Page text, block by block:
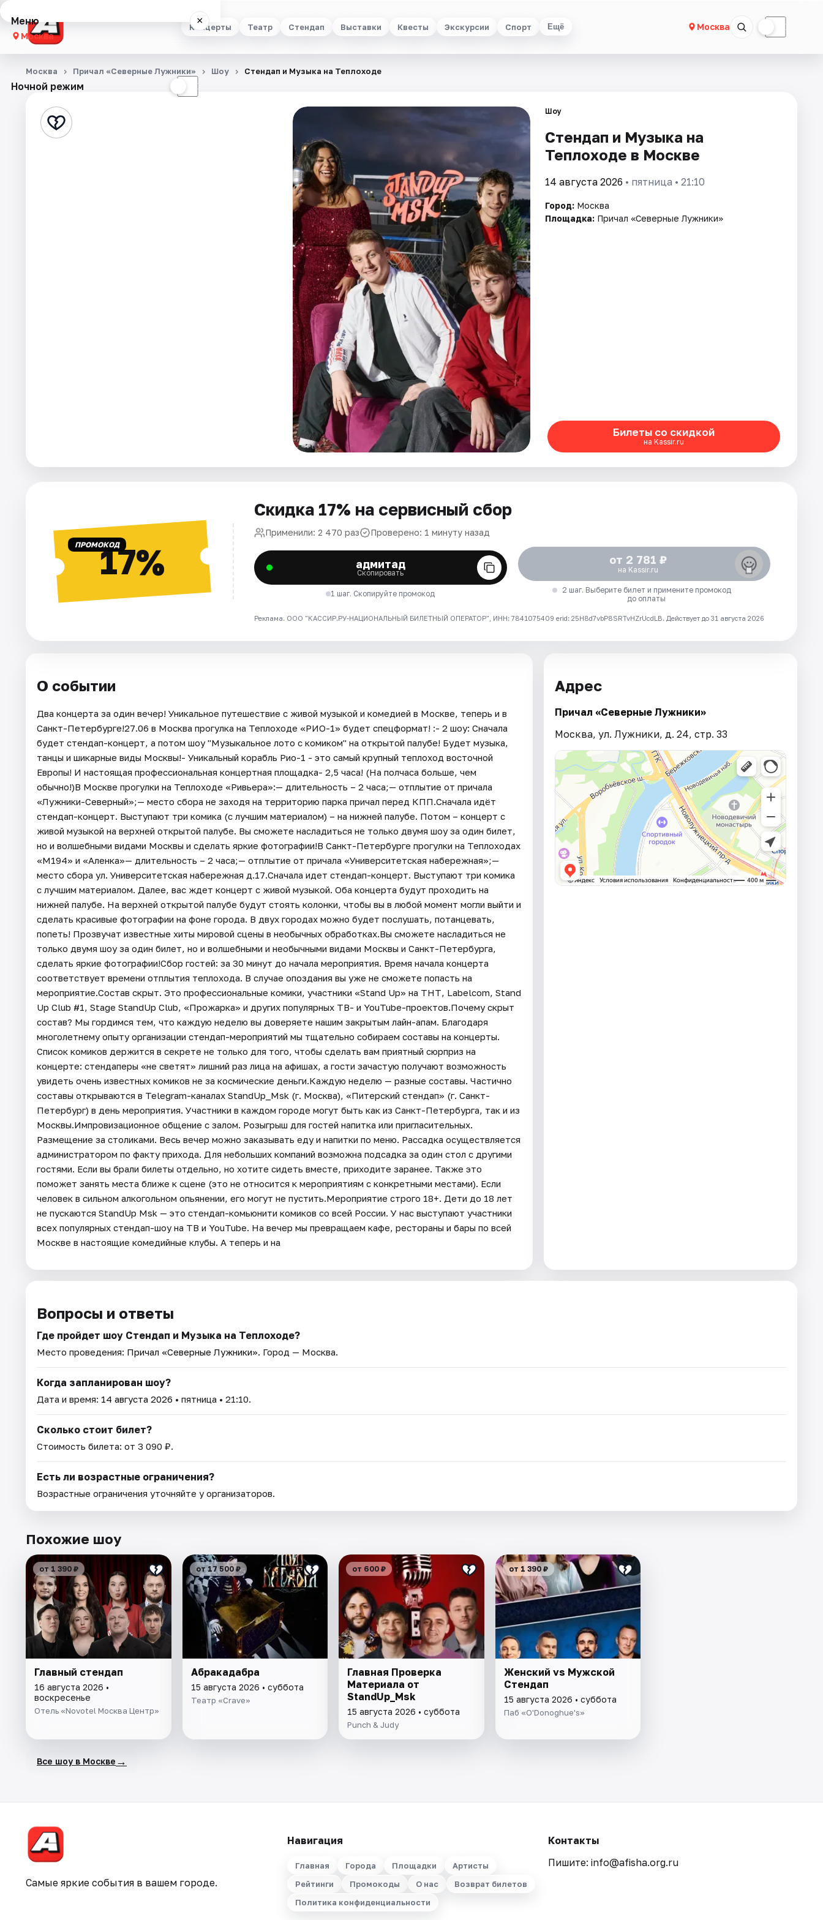
Концерты Театр Стендап Выставки Квесты Экскурсии Спорт Ещё Москва ☾
Меню ×
Москва
Концерты
Стендап
Ночной режим ☾
Москва Причал «Северные Лужники» Шоу Стендап и Музыка на Теплоходе
Шоу
Стендап и Музыка на
Теплоходе в Москве
14 августа 2026 • пятница • 21:10
Город: Москва
Площадка: Причал «Северные Лужники»
Билеты со скидкой
на Kassir.ru
ПРОМОКОД17%
Скидка 17% на сервисный сбор
Применили: 2 470 раз Проверено: 1 минуту назад
адмитад
Скопировать
1 шаг. Скопируйте промокод
от 2 781 ₽
на Kassir.ru
2 шаг. Выберите билет и примените промокод
до оплаты
Реклама. ООО "КАССИР.РУ-НАЦИОНАЛЬНЫЙ БИЛЕТНЫЙ ОПЕРАТОР", ИНН: 7841075409 erid: 25H8d7vbP8SRTvHZrUcdLB. Действует до 31 августа 2026
О событии
Два концерта за один вечер! Уникальное путешествие с живой музыкой и комедией в Москве, теперь и в
Санкт-Петербурге!27.06 в Москва прогулка на Теплоходе «РИО-1» будет спецформат! :- 2 шоу: Сначала
будет стендап-концерт, а потом шоу "Музыкальное лото с комиком" на открытой палубе! Будет музыка,
танцы и шикарные виды Москвы!- Уникальный корабль Рио-1 - это самый крупный теплоход восточной
Европы! И настоящая профессиональная концертная площадка- 2,5 часа! (На полчаса больше, чем
обычно!)В Москве прогулки на Теплоходе «Ривьера»:— длительность – 2 часа;— отплытие от причала
«Лужники-Северный»;— место сбора не заходя на территорию парка причал перед КПП.Сначала идёт
стендап-концерт. Выступают три комика (с лучшим материалом) – на нижней палубе. Потом – концерт с
живой музыкой на верхней открытой палубе. Вы сможете насладиться не только двумя шоу за один билет,
но и волшебными видами Москвы и сделать яркие фотографии!В Санкт-Петербурге прогулки на Теплоходах
«М194» и «Аленка»— длительность – 2 часа;— отплытие от причала «Университетская набережная»;—
место сбора ул. Университетская набережная д.17.Сначала идет стендап-концерт. Выступают три комика
с лучшим материалом. Далее, вас ждет концерт с живой музыкой. Оба концерта будут проходить на
нижней палубе. На верхней открытой палубе будут стоять колонки, чтобы вы в любой момент могли выйти и
сделать красивые фотографии на фоне города. В двух городах можно будет послушать, потанцевать,
попеть! Прозвучат известные хиты мировой сцены в необычных обработках.Вы сможете насладиться не
только двумя шоу за один билет, но и волшебными и необычными видами Москвы и Санкт-Петербурга,
сделать яркие фотографии!Сбор гостей: за 30 минут до начала мероприятия. Время начала концерта
соответствует времени отплытия теплохода. В случае опоздания вы уже не сможете попасть на
мероприятие.Состав скрыт. Это профессиональные комики, участники «Stand Up» на ТНТ, Labelcom, Stand
Up Club #1, Stage StandUp Club, «Прожарка» и других популярных ТВ- и YouTube-проектов.Почему скрыт
состав? Мы гордимся тем, что каждую неделю вы доверяете нашим закрытым лайн-апам. Благодаря
многолетнему опыту организации стендап-мероприятий мы тщательно собираем составы на концерты.
Список комиков держится в секрете не только для того, чтобы сделать вам приятный сюрприз на
концерте: стендаперы «не светят» лишний раз лица на афишах, а гости зачастую получают возможность
увидеть очень известных комиков не за космические деньги.Каждую неделю — разные составы. Частично
составы открываются в Telegram-каналах StandUp_Msk (г. Москва), «Питерский стендап» (г. Санкт-
Петербург) в день мероприятия. Участники в каждом городе могут быть как из Санкт-Петербурга, так и из
Москвы.Импровизационное общение с залом. Розыгрыш для гостей напитка или пригласительных.
Размещение за столиками. Весь вечер можно заказывать еду и напитки по меню. Рассадка осуществляется
администратором по факту прихода. Для небольших компаний возможна подсадка за один стол с другими
гостями. Если вы брали билеты отдельно, но хотите сидеть вместе, приходите заранее. Также это
поможет занять места ближе к сцене (это не относится к мероприятиям с конкретными местами). Если
человек в сильном алкогольном опьянении, его могут не пустить.Мероприятие строго 18+. Дети до 18 лет
не пускаются StandUp Msk — это стендап-комьюнити комиков со всей России. У нас выступают участники
всех популярных стендап-шоу на ТВ и YouTube. На вечер мы превращаем кафе, рестораны и бары по всей
Москве в настоящие комедийные клубы. А теперь и на
Адрес
Причал «Северные Лужники»
Москва, ул. Лужники, д. 24, стр. 33
Вопросы и ответы
Где пройдет шоу Стендап и Музыка на Теплоходе?
Место проведения: Причал «Северные Лужники». Город — Москва.
Когда запланирован шоу?
Дата и время: 14 августа 2026 • пятница • 21:10.
Сколько стоит билет?
Стоимость билета: от 3 090 ₽.
Есть ли возрастные ограничения?
Возрастные ограничения уточняйте у организаторов.
Похожие шоу
от 1 390 ₽
Главный стендап
16 августа 2026 •
воскресенье
Отель «Novotel Москва Центр»
от 17 500 ₽
Абракадабра
15 августа 2026 • суббота
Театр «Crave»
от 600 ₽
Главная Проверка
Материала от
StandUp_Msk
15 августа 2026 • суббота
Punch & Judy
от 1 390 ₽
Женский vs Мужской
Стендап
15 августа 2026 • суббота
Паб «O'Donoghue's»
Все шоу в Москве →
Самые яркие события в вашем городе.
Навигация
Главная Города Площадки
Артисты
Рейтинги
Промокоды О нас
Возврат билетов
Политика конфиденциальности
Контакты
Пишите: info@afisha.org.ru